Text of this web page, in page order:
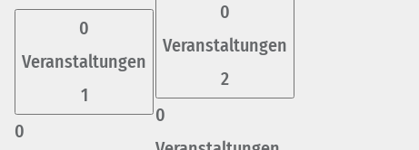
0
Veranstaltungen
1
0
0
Veranstaltungen
2
0